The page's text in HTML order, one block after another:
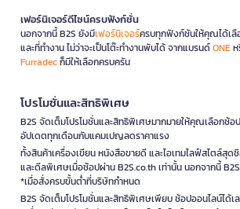
เฟอร์นิเจอร์ดีไซน์ครบฟังก์ชั่น
นอกจากนี้ B2S ยังมีเฟอร์นิเจอร์ครบทุกฟังก์ชันให้คุณได้เ
และที่ทำงาน ไม่ว่าจะเป็นโต๊ะทำงานพับได้ จากแบรนด์ONEห
Furradecก็มีให้เลือกครบครัน
โปรโมชั่นและสิทธิพิเศษ
B2S จัดเต็มโปรโมชั่นและสิทธิพิเศษมากมายให้คุณเลือกช้อ
อัปเดตทุกเดือนกับแคมเปญลดราคาแรง
ทั้งสินค้าเครื่องเขียน หนังสือขายดี และไอเทมไลฟ์สไตล์สุ
และดีลพิเศษเมื่อช้อปผ่าน B2S.co.th เท่านั้น นอกจากนี้
*เมื่อสั่งครบขั้นต่ำที่บริษัทกำหนด
B2S จัดเต็มโปรโมชั่นและสิทธิพิเศษเพียบ ช้อปออนไลน์ได้